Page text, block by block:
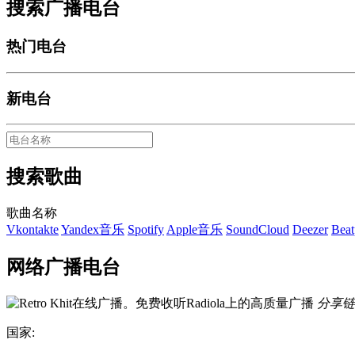
搜索广播电台
热门电台
新电台
搜索歌曲
歌曲名称
VkontakteYandex音乐 Spotify Apple音乐 SoundCloud Deezer
网络广播电台
分享
国家: